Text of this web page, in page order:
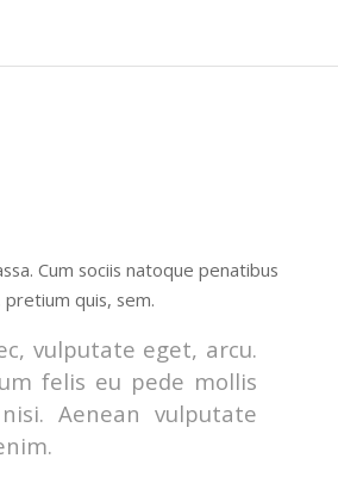
Cum sociis natoque penatibus
quis, sem.
vulputate eget, arcu.
felis eu pede mollis
Aenean vulputate